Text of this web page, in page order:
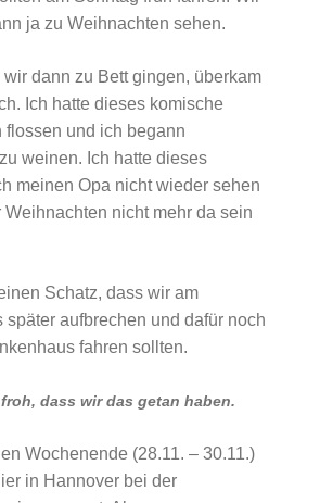
ja zu Weihnachten sehen.
dann zu Bett gingen, überkam
Ich hatte dieses komische
flossen und ich begann
weinen. Ich hatte dieses
meinen Opa nicht wieder sehen
Weihnachten nicht mehr da sein
Schatz, dass wir am
später aufbrechen und dafür noch
fahren sollten.
dass wir das getan haben.
Wochenende (28.11. – 30.11.)
in Hannover bei der